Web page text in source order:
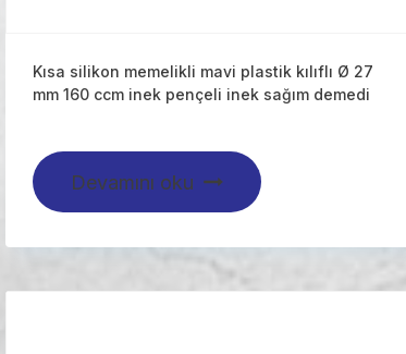
Kısa silikon memelikli mavi plastik kılıflı Ø 27
mm 160 ccm inek pençeli inek sağım demedi
Devamını oku